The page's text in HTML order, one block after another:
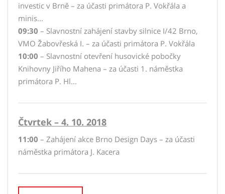
investic v Brně – za účasti primátora P. Vokřála a
minis...
09:30 – Slavnostní zahájení stavby silnice I/42 Brno,
VMO Žabovřeská I. – za účasti primátora P. Vokřála
10:00 – Slavnostní otevření husovické pobočky
Knihovny Jiřího Mahena – za účasti 1. náměstka
primátora P. Hl...
Čtvrtek – 4. 10. 2018
11:00 – Zahájení akce Brno Design Days – za účasti
náměstka primátora J. Kacera